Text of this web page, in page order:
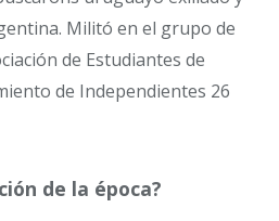
Militó en el grupo de
de Estudiantes de
de Independientes 26
de la época?